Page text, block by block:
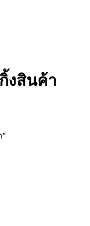
งสินค้า
"